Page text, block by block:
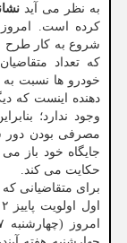
به نظر می آید
کرده است.
شروع به کار طرح
که تعداد
خودرو ها نسبت
دهنده اینست که
وجود ندارد؛
مصرفی بودن دور
جایگاه خود باز
حکایت می کند.
برای متقاضیانی